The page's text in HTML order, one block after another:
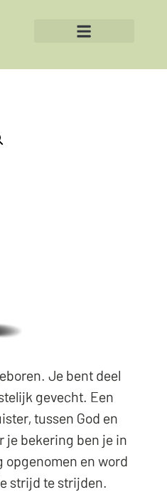
Je bent deel
gevecht. Een
tussen God en
je bekering ben je in
opgenomen en word
strijd te strijden.